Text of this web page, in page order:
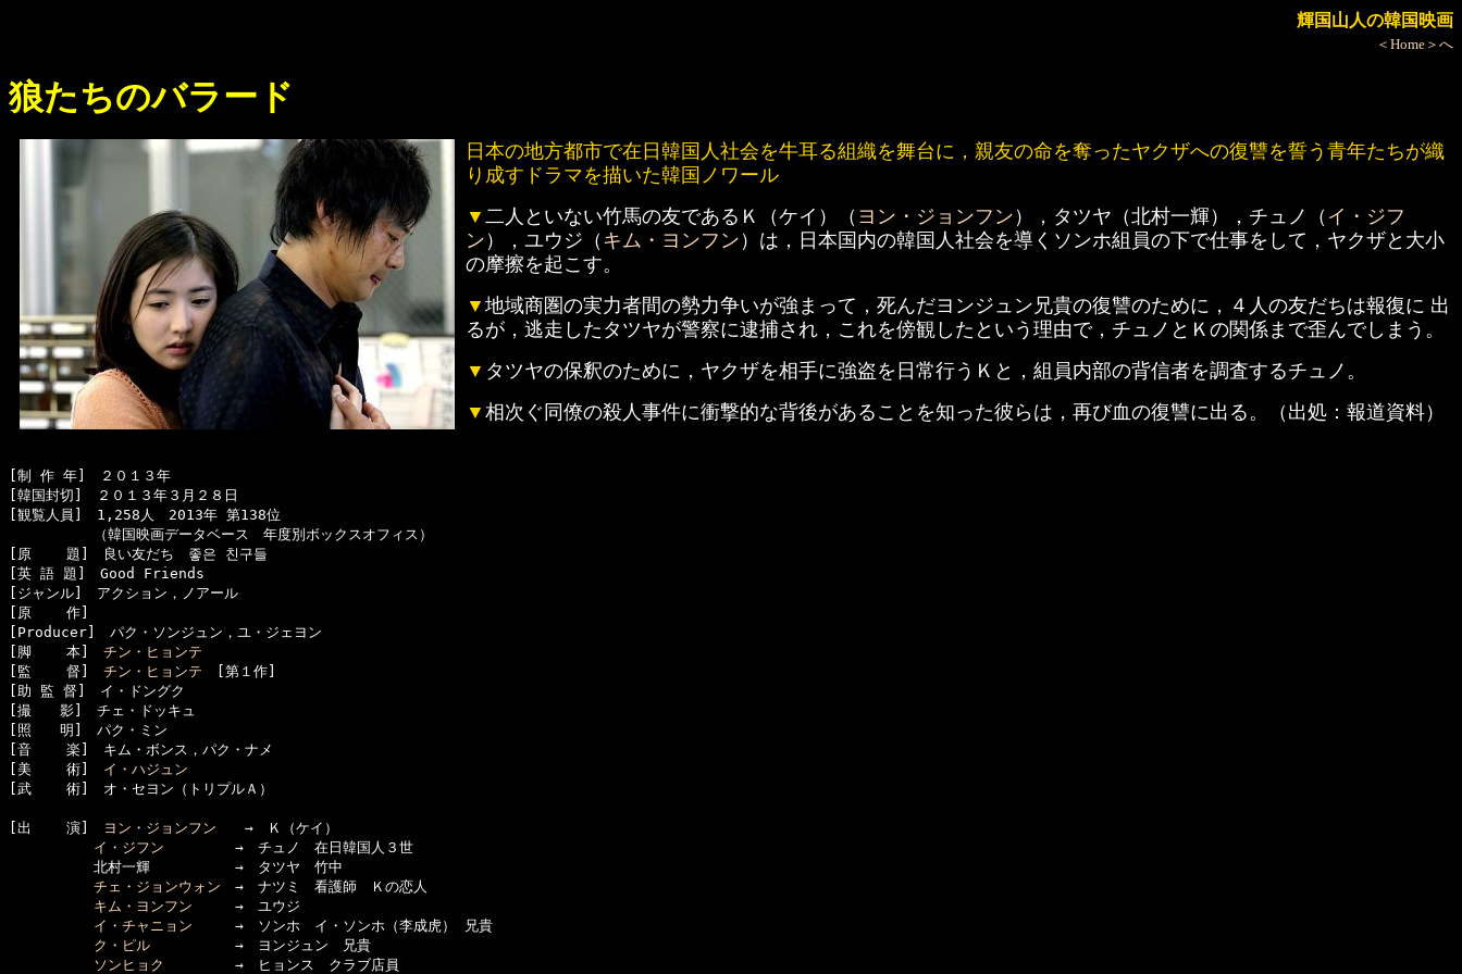
輝国山人の韓国映画
＜Home＞へ
狼たちのバラード
日本の地方都市で在日韓国人社会を牛耳る組織を舞台に，親友の命を奪ったヤクザへの復讐を誓う青年たちが織
り成すドラマを描いた韓国ノワール
▼ 二人といない竹馬の友であるＫ（ケイ）（ ヨン・ジョンフン ），タツヤ（北村一輝），チュノ（ イ・ジフ
ン ），ユウジ（ キム・ヨンフン ）は，日本国内の韓国人社会を導くソンホ組員の下で仕事をして，ヤクザと大小
の摩擦を起こす。
▼ 地域商圏の実力者間の勢力争いが強まって，死んだヨンジュン兄貴の復讐のために，４人の友だちは報復に 出
るが，逃走したタツヤが警察に逮捕され，これを傍観したという理由で，チュノとＫの関係まで歪んでしまう。
▼ タツヤの保釈のために，ヤクザを相手に強盗を日常行うＫと，組員内部の背信者を調査するチュノ。
▼ 相次ぐ同僚の殺人事件に衝撃的な背後があることを知った彼らは，再び血の復讐に出る。（出処：報道資料）
[制 作 年]　２０１３年
[韓国封切]　２０１３年３月２８日
[観覧人員]　1,258人　2013年 第138位
（韓国映画データベース　年度別ボックスオフィス）
[原    題]　良い友だち　좋은 친구들
[英 語 題]　Good Friends
[ジャンル]　アクション，ノアール
[原    作]
[Producer]　パク・ソンジュン，ユ・ジェヨン
[脚    本] チン・ヒョンテ
[監    督] チン・ヒョンテ [第１作]
[助 監 督]　イ・ドングク
[撮　　影]　チェ・ドッキュ
[照　　明]　パク・ミン
[音    楽]　キム・ボンス，パク・ナメ
[美    術] イ・ハジュン
[武    術]　オ・セヨン（トリプルＡ）
[出    演] ヨン・ジョンフン →　Ｋ（ケイ）
イ・ジフン →　チュノ　在日韓国人３世
北村一輝　　　　　　→　タツヤ　竹中
チェ・ジョンウォン →　ナツミ　看護師　Ｋの恋人
キム・ヨンフン →　ユウジ
イ・チャニョン →　ソンホ　イ・ソンホ（李成虎） 兄貴
ク・ピル →　ヨンジュン　兄貴
ソンヒョク
→　ヒョンス　クラブ店員